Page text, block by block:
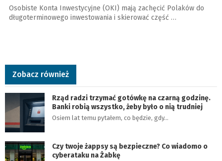
Osobiste Konta Inwestycyjne (OKI) mają zachęcić Polaków do
długoterminowego inwestowania i skierować część …
Zobacz również
Rząd radzi trzymać gotówkę na czarną godzinę.
Banki robią wszystko, żeby było o nią trudniej
Osiem lat temu pytałem, co będzie, gdy…
Czy twoje żappsy są bezpieczne? Co wiadomo o
cyberataku na Żabkę